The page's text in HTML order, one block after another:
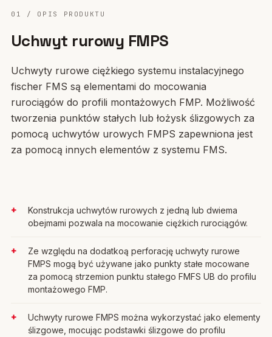
01 / OPIS PRODUKTU
Uchwyt rurowy FMPS
Uchwyty rurowe ciężkiego systemu instalacyjnego
fischer FMS są elementami do mocowania
rurociągów do profili montażowych FMP. Możliwość
tworzenia punktów stałych lub łożysk ślizgowych za
pomocą uchwytów urowych FMPS zapewniona jest
za pomocą innych elementów z systemu FMS.
Konstrukcja uchwytów rurowych z jedną lub dwiema
obejmami pozwala na mocowanie ciężkich rurociągów.
Ze względu na dodatkoą perforację uchwyty rurowe
FMPS mogą być używane jako punkty stałe mocowane
za pomocą strzemion punktu stałego FMFS UB do profilu
montażowego FMP.
Uchwyty rurowe FMPS można wykorzystać jako elementy
ślizgowe, mocując podstawki ślizgowe do profilu